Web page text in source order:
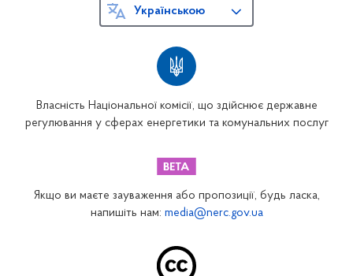
Власність Національної комісії, що здійснює державне
регулювання у сферах енергетики та комунальних послуг
Українською
Якщо ви маєте зауваження або пропозиції, будь ласка,
напишіть нам: media@nerc.gov.ua